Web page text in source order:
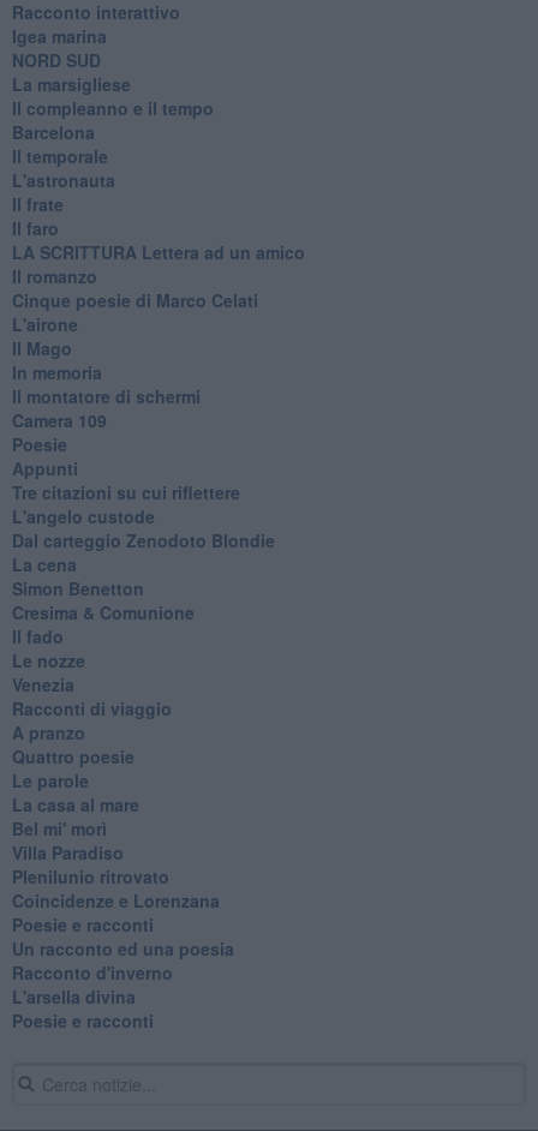
Racconto interattivo
Igea marina
​NORD SUD
La marsigliese
Il compleanno e il tempo
Barcelona
Il temporale
L'astronauta
Il frate
Il faro
​LA SCRITTURA Lettera ad un amico
Il romanzo
Cinque poesie di Marco Celati
L'airone
Il Mago
In memoria
Il montatore di schermi
Camera 109
Poesie
Appunti
Tre citazioni su cui riflettere
L'angelo custode
Dal carteggio Zenodoto Blondie
La cena
Simon Benetton
Cresima & Comunione
Il fado
Le nozze
Venezia
Racconti di viaggio
A pranzo
Quattro poesie
Le parole
La casa al mare
Bel mi' morì
Villa Paradiso
Plenilunio ritrovato
Coincidenze e Lorenzana
Poesie e racconti
Un racconto ed una poesia
Racconto d'inverno
​L'arsella divina
Poesie e racconti